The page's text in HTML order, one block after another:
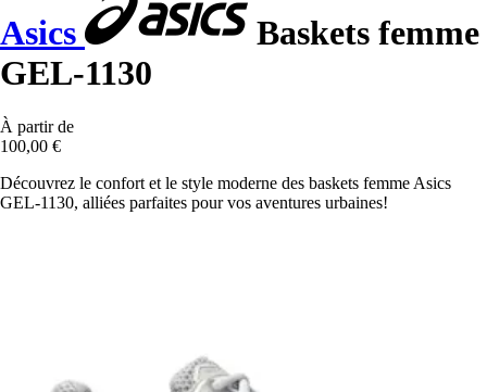
Asics
Baskets femme
GEL-1130
À partir de
100,00 €
Découvrez le confort et le style moderne des baskets femme Asics
GEL-1130, alliées parfaites pour vos aventures urbaines!